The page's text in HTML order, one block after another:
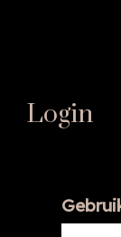
Login